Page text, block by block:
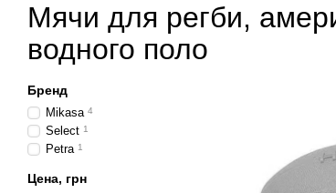
Мячи для регби,
водного поло
Бренд
Mikasa 4
Select 1
Petra 1
Цена, грн